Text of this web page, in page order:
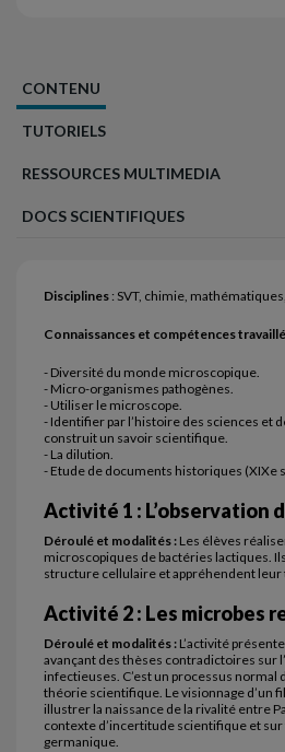
CONTENU
TUTORIELS
RESSOURCES MULTIMEDIA
DOCS SCIENTIFIQUES
Disciplines : SVT, chimie,
Connaissances et compétences
- Diversité du monde microscopique.
- Micro-organismes pathogènes.
- Utiliser le microscope.
- Identifier par l’histoire des sciences et
construit un savoir scientifique.
- La dilution.
- Etude de documents historiques (XIXe
Activité 1 : L’observation
Déroulé et modalités : Les élèves
microscopiques de bactéries lactiques.
structure cellulaire et appréhendent leur
Activité 2 : Les microbes
Déroulé et modalités : L’activité
avançant des thèses contradictoires sur
infectieuses. C’est un processus normal
théorie scientifique. Le visionnage d’un
illustrer la naissance de la rivalité entre
contexte d’incertitude scientifique et
germanique.